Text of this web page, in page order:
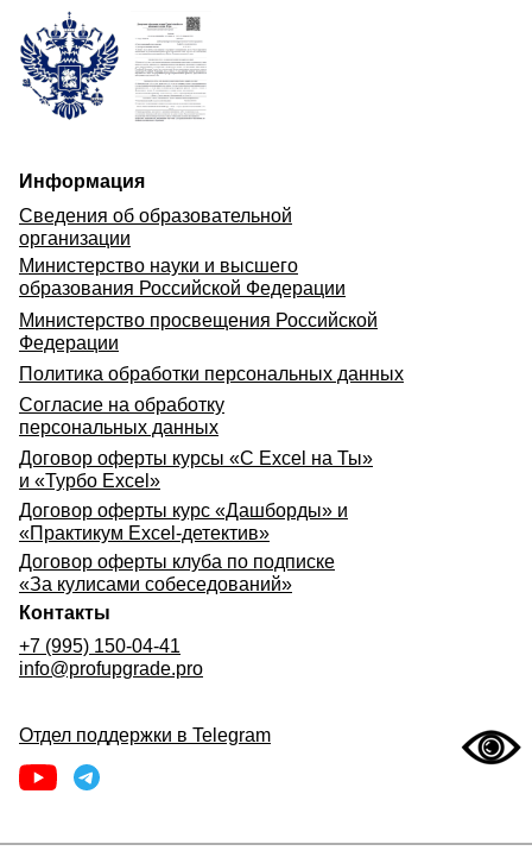
Информация
Сведения об образовательной
организации
Министерство науки и высшего
образования Российской Федерации
Министерство просвещения Российской
Федерации
Политика обработки персональных данных
Согласие на обработку
персональных данных
Договор оферты курсы «С Excel на Ты»
и «Турбо Excel»
Договор оферты курс «Дашборды» и
«Практикум Excel-детектив»
Договор оферты клуба по подписке
«За кулисами собеседований»
Контакты
+7 (995) 150-04-41
info@profupgrade.pro
Отдел поддержки в Telegram